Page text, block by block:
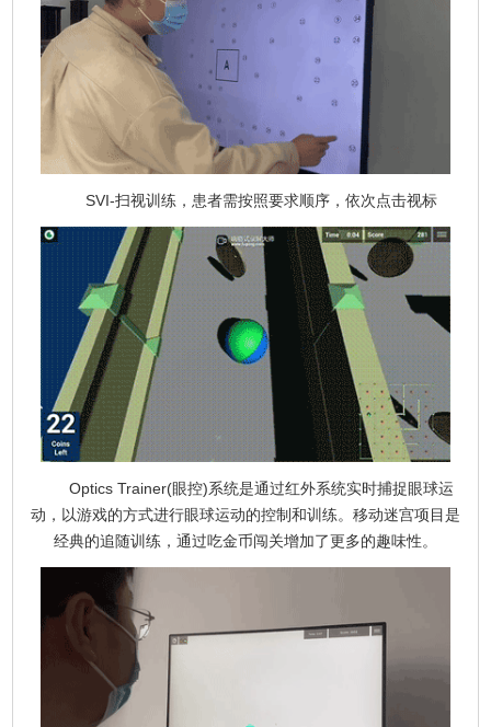
SVI-扫视训练，患者需按照要求顺序，依次点击视标
Optics Trainer(眼控)系统是通过红外系统实时捕捉眼球运
动，以游戏的方式进行眼球运动的控制和训练。移动迷宫项目是
经典的追随训练，通过吃金币闯关增加了更多的趣味性。